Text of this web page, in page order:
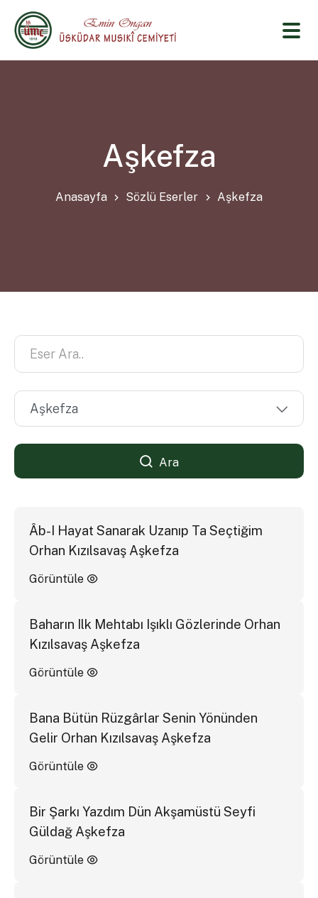
Aşkefza
Anasayfa Sözlü Eserler Aşkefza
Ara
Âb-I Hayat Sanarak Uzanıp Ta Seçtiğim
Orhan Kızılsavaş Aşkefza
Görüntüle
Baharın Ilk Mehtabı Işıklı Gözlerinde Orhan
Kızılsavaş Aşkefza
Görüntüle
Bana Bütün Rüzgârlar Senin Yönünden
Gelir Orhan Kızılsavaş Aşkefza
Görüntüle
Bir Şarkı Yazdım Dün Akşamüstü Seyfi
Güldağ Aşkefza
Görüntüle